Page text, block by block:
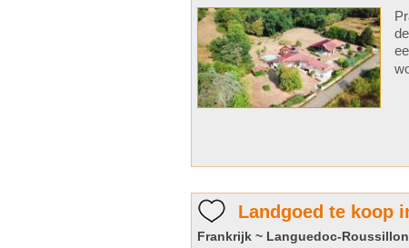
Landgoed te koop
Frankrijk ~ Languedoc-Roussillon